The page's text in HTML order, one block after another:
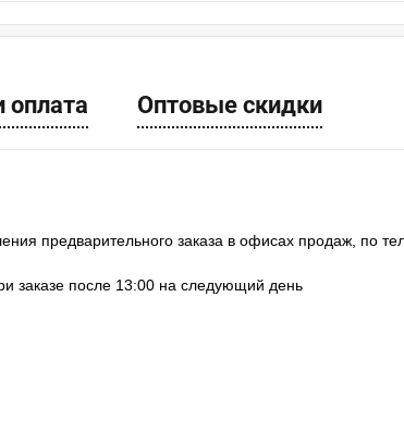
оплата Оптовые скидки
предварительного заказа в офисах продаж, по
заказе после 13:00 на следующий день